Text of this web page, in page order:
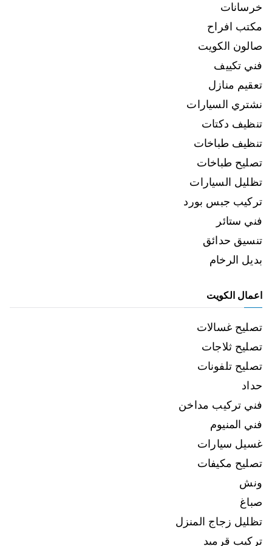
خرسانات
مكتب افراح
صالون الكويت
فني تكييف
تعقيم منازل
نشتري السيارات
تنظيف دكتات
تنظيف طباخات
تصليح طباخات
تظليل السيارات
تركيب جبس بورد
فني ستائر
تنسيق حدائق
بديل الرخام
اعمال الكويت
تصليح غسالات
تصليح ثلاجات
تصليح تلفونات
حداد
فني تركيب مداخن
فني المنيوم
غسيل سيارات
تصليح مكيفات
ونش
صباغ
تظليل زجاج المنزل
تركيب قرميد